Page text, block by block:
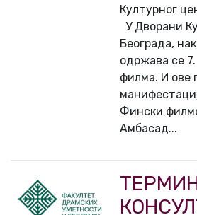
Културног
У Дворани
Београда,
одржава се
филма. И ове
Фински
Амбасад...